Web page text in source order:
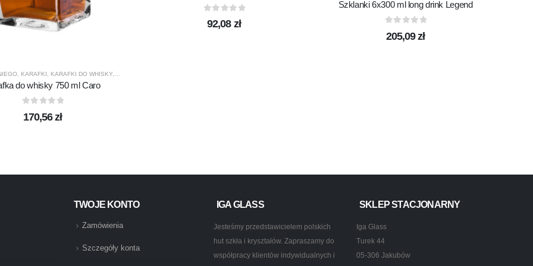
, PROMOCJE,TERMISIL
, KARAFKI , KARAFKI DO WHISKY, KROSNO GLASS
do whisky 750 ml Caro
170,56zł
92,08 zł
Szklanki 6x300 ml long drink Legend
205,09zł
TWOJE KONTO
Zamówienia
Szczegóły konta
IGA GLASS
Jesteśmy przedstawicielem polskich
hut szkła i kryształów. Zapraszamy do
współpracy klientów indywidualnych i
SKLEP STACJONARNY
Iga Glass
Turek 44
05-306 Jakubów